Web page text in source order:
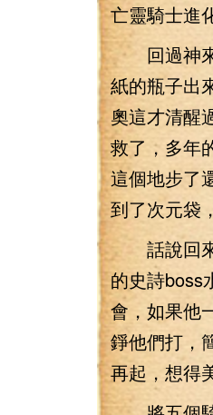
亡靈騎士進
回過神來
紙的瓶子出
奧這才清醒
救了，多年
這個地步了
到了次元袋
話說回來
的史詩boss
會，如果他
錚他們打，
再起，想得